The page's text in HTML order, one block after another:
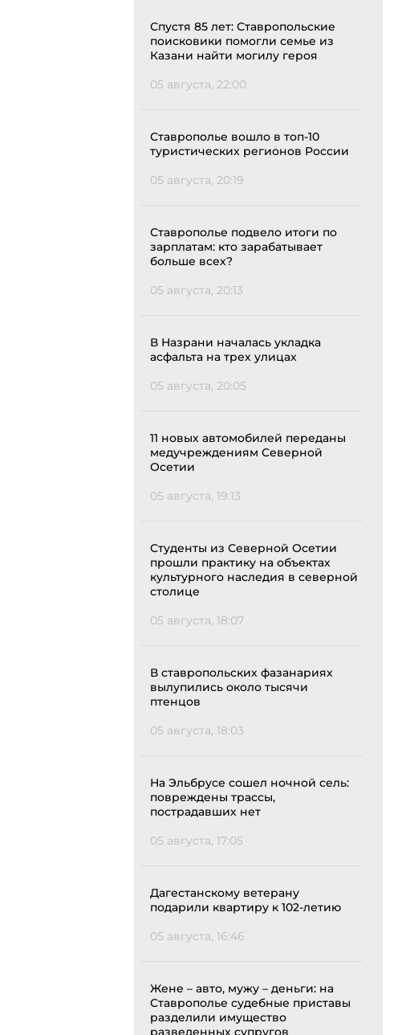
Спустя 85 лет: Ставропольские
поисковики помогли семье из
Казани найти могилу героя
05 августа, 22:00
Ставрополье вошло в топ-10
туристических регионов России
05 августа, 20:19
Ставрополье подвело итоги по
зарплатам: кто зарабатывает
больше всех?
05 августа, 20:13
В Назрани началась укладка
асфальта на трех улицах
05 августа, 20:05
11 новых автомобилей переданы
медучреждениям Северной
Осетии
05 августа, 19:13
Студенты из Северной Осетии
прошли практику на объектах
культурного наследия в северной
столице
05 августа, 18:07
В ставропольских фазанариях
вылупились около тысячи
птенцов
05 августа, 18:03
На Эльбрусе сошел ночной сель:
повреждены трассы,
пострадавших нет
05 августа, 17:05
Дагестанскому ветерану
подарили квартиру к 102-летию
05 августа, 16:46
Жене – авто, мужу – деньги: на
Ставрополье судебные приставы
разделили имущество